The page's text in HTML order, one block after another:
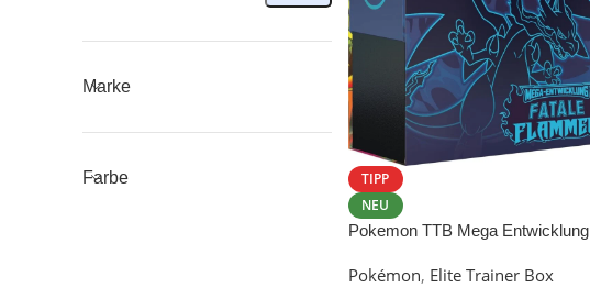
Marke
Farbe
TIPP
NEU
Pokemon TTB Mega Entwicklung
Pokémon, Elite Trainer Box